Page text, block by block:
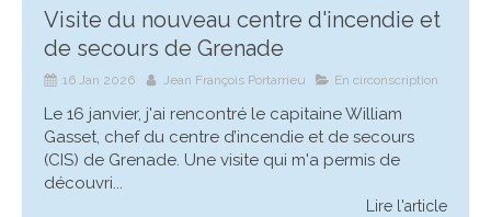
Visite du nouveau centre d'incendie et
de secours de Grenade
16 Jan 2026 Jean François Portarrieu En circonscription
Le 16 janvier, j'ai rencontré le capitaine William
Gasset, chef du centre d’incendie et de secours
(CIS) de Grenade. Une visite qui m'a permis de
découvri...
Lire l'article